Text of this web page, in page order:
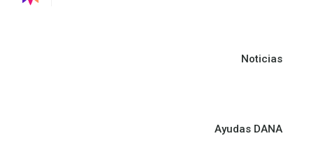
Noticias
Ayudas DANA